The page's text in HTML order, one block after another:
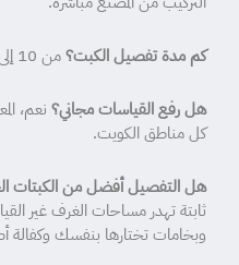
كم مدة تفصيل الكبت؟من 10 إلى 21 يومًا حسب حجم المشروع.
هل رفع القياسات مجاني؟ نعم،
كل مناطق الكويت.
هل التفصيل أفضل من الكبتات
ثابتة تهدر مساحات الغرف غير
وبخامات تختارها بنفسك وكفالة